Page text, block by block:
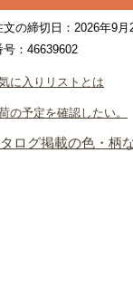
の締切日：2026年9月
号：46639602
に入りリストとは
の予定を確認したい。
ログ掲載の色・柄